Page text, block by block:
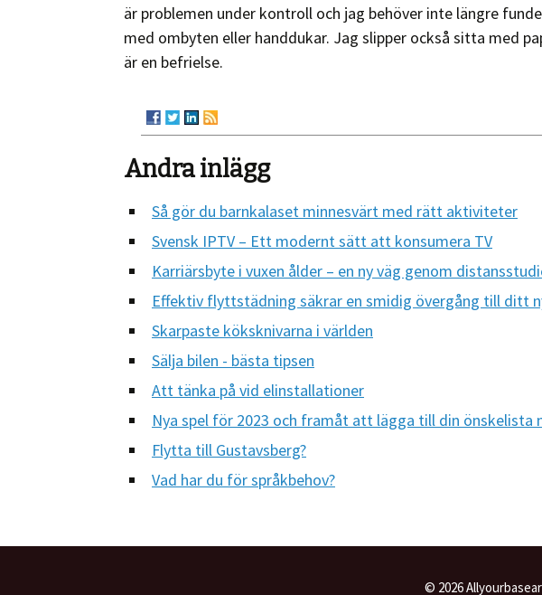
är problemen under kontroll och jag behöver inte längre
med ombyten eller handdukar. Jag slipper också sitta med
är en befrielse.
Andra inlägg
Så gör du barnkalaset minnesvärt med rätt aktiviteter
Svensk IPTV – Ett modernt sätt att konsumera TV
Karriärsbyte i vuxen ålder – en ny väg genom
Effektiv flyttstädning säkrar en smidig övergång till ditt
Skarpaste köksknivarna i världen
Sälja bilen - bästa tipsen
Att tänka på vid elinstallationer
Nya spel för 2023 och framåt att lägga till din önskelista
Flytta till Gustavsberg?
Vad har du för språkbehov?
© 2026